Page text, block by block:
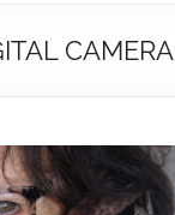
CAMERA